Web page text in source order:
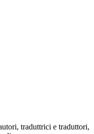
traduttrici e traduttori,